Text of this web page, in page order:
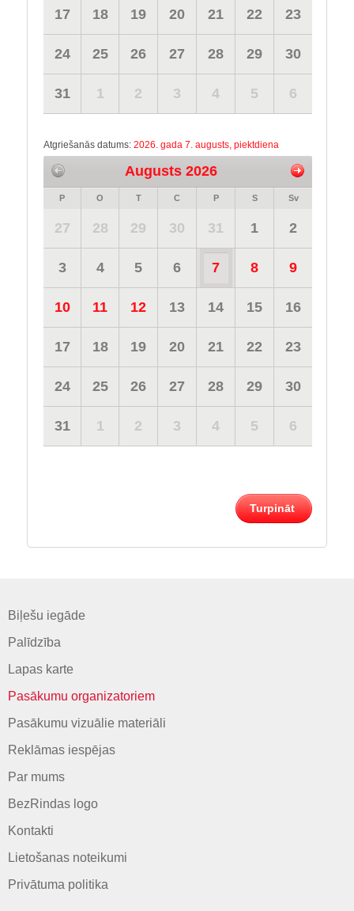
17 18 19 20 21 22 23
24 25 26 27 28 29 30
31 1 2 3 4 5 6
Atgriešanās datums: 2026. gada 7. augusts, piektdiena
Augusts 2026
P O T C P S Sv
27 28 29 30 31 1 2
3 4 5 6 7 8 9
10 11 12 13 14 15 16
17 18 19 20 21 22 23
24 25 26 27 28 29 30
31 1 2 3 4 5 6
Turpināt
Biļešu iegāde
Palīdzība
Lapas karte
Pasākumu organizatoriem
Pasākumu vizuālie materiāli
Reklāmas iespējas
Par mums
BezRindas logo
Kontakti
Lietošanas noteikumi
Privātuma politika